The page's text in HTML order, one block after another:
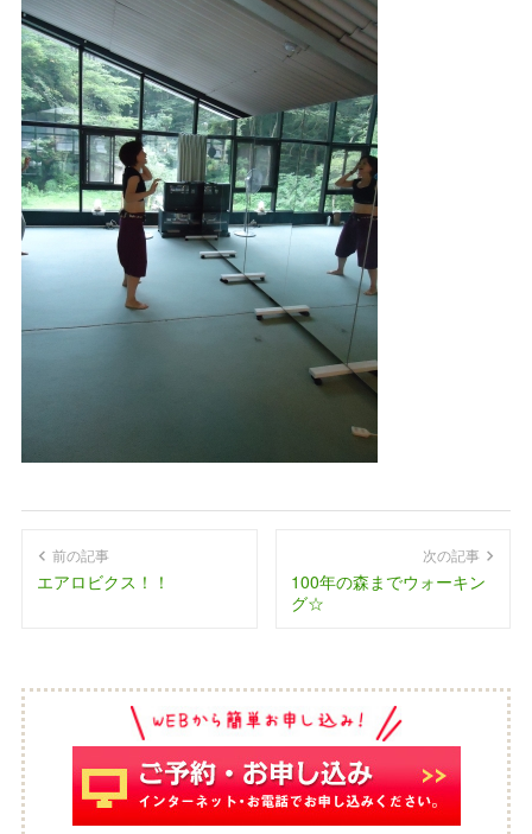
前の記事
エアロビクス！！
次の記事
100年の森までウォーキン
グ☆